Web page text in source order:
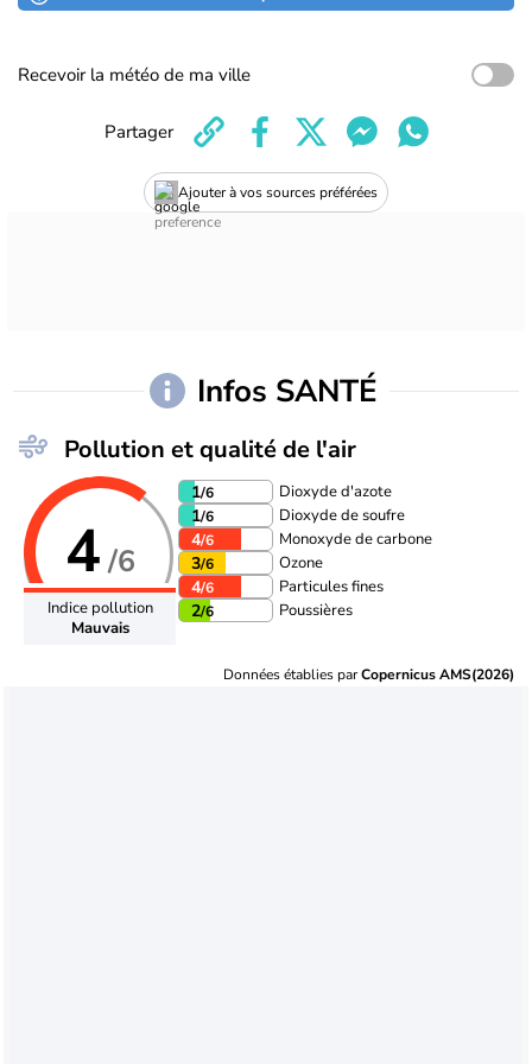
Recevoir la météo de ma ville
Ajouter à vos sources préférées
Partager
Infos SANTÉ
Pollution et qualité de l'air
4/6
Indice pollution
Mauvais
1/6 Dioxyde d'azote
1/6 Dioxyde de soufre
4/6 Monoxyde de carbone
3/6 Ozone
4/6 Particules fines
2/6 Poussières
Données établies parCopernicus AMS(2026)